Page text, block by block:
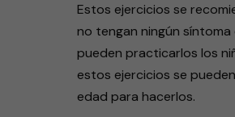
Estos ejercicios se
no tengan ningún
pueden practicarlos los
estos ejercicios se
edad para hacerlos.